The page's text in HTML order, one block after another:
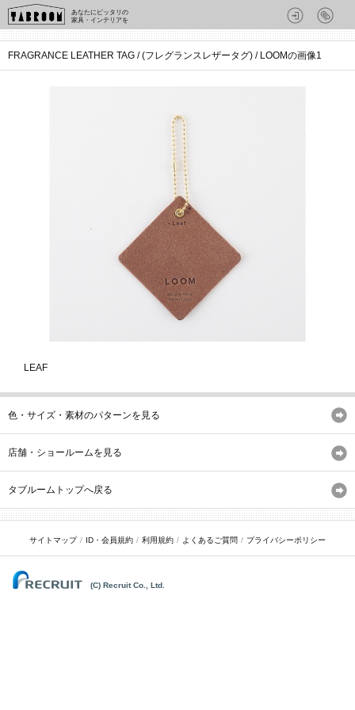
あなたにピッタリの
家具・インテリアを
FRAGRANCE LEATHER TAG / (フレグランスレザータグ) / LOOMの画像1
LEAF
色・サイズ・素材のパターンを見る
店舗・ショールームを見る
タブルームトップへ戻る
サイトマップ ID・会員規約 利用規約 よくあるご質問 プライバシーポリシー
(C) Recruit Co., Ltd.